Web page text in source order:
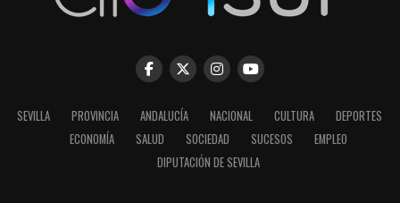
SEVILLA PROVINCIA ANDALUCÍA NACIONAL CULTURA
DEPORTES
ECONOMÍA
SALUD SOCIEDAD SUCESOS
EMPLEO
DIPUTACIÓN DE SEVILLA